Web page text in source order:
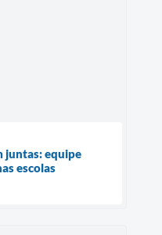
juntas: equipe
escolas